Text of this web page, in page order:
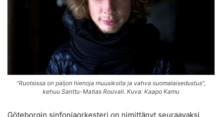
”Ruotsissa on paljon hienoja muusikoita ja vahva suomalaisedustus”,
kehuu Santtu-Matias Rouvali. Kuva: Kaapo Kamu
Göteborgin sinfoniaorkesteri on nimittänyt seuraavaksi